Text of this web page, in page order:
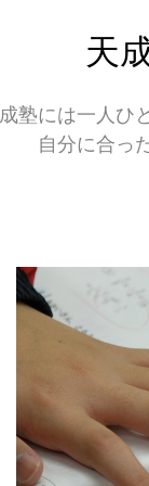
天
塾には一人ひ
自分に合っ